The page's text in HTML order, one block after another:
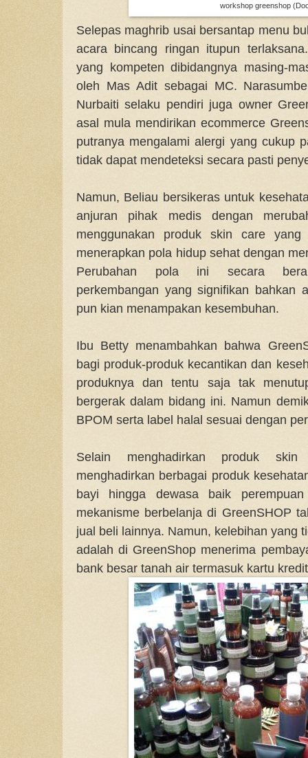
workshop greenshop
Selepas maghrib usai bersantap menu
acara bincang ringan itupun
yang kompeten dibidangnya masing-
oleh Mas Adit sebagai MC.
Nurbaiti selaku pendiri juga owner
asal mula mendirikan ecommerce
putranya mengalami alergi yang cukup
tidak dapat mendeteksi secara pasti
Namun, Beliau bersikeras untuk
anjuran pihak medis dengan
menggunakan produk skin care
menerapkan pola hidup sehat dengan
Perubahan pola ini secara
perkembangan yang signifikan bahkan
pun kian menampakan kesembuhan.
Ibu Betty menambahkan bahwa
bagi produk-produk kecantikan dan
produknya dan tentu saja tak
bergerak dalam bidang ini. Namun
BPOM serta label halal sesuai dengan
Selain menghadirkan produk
menghadirkan berbagai produk
bayi hingga dewasa baik
mekanisme berbelanja di GreenSHOP
jual beli lainnya. Namun, kelebihan yang
adalah di GreenShop menerima
bank besar tanah air termasuk kartu